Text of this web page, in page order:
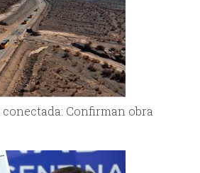
Confirman obra